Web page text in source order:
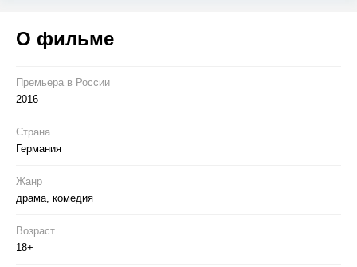
Своими уморительными и шокирующими выходками он
надеется изменить ее представление о жизни и завоевать
О фильме
Премьера в Росcии
2016
Страна
Германия
Жанр
драма, комедия
Возраст
18+